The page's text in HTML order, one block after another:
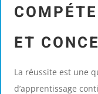
ET
La réussite est une
d’apprentissage